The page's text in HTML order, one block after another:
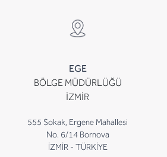
EGE
BÖLGE MÜDÜRLÜĞÜ
İZMİR
555 Sokak, Ergene Mahallesi
No. 6/14 Bornova
İZMİR - TÜRKİYE